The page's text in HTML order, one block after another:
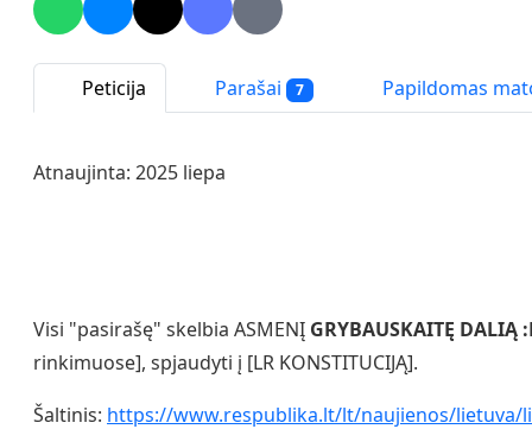
Peticija Parašai 7 Papildomas
Atnaujinta: 2025 liepa
Visi "pasirašę" skelbia ASMENĮ GRYBAUSKAITĘ DALIĄ
rinkimuose], spjaudyti į [LR KONSTITUCIJĄ].
Šaltinis: https://www.respublika.lt/lt/naujienos/lietuva/